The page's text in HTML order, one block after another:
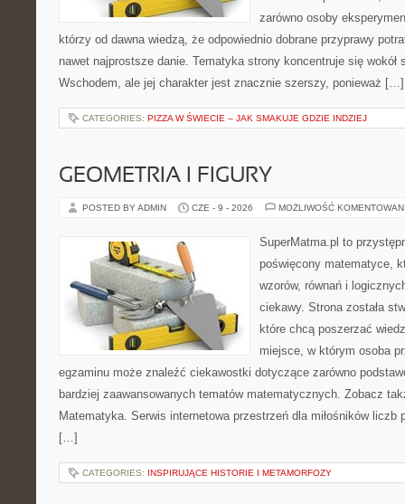
zarówno osoby
którzy od dawna wiedzą, że odpowiednio dobrane przyprawy
nawet najprostsze danie. Tematyka strony koncentruje się wokół
Wschodem, ale jej charakter jest znacznie szerszy, ponieważ […]
CATEGORIES: PIZZA W ŚWIECIE – JAK SMAKUJE GDZIE INDZIEJ
GEOMETRIA I FIGURY
POSTED BY ADMIN CZE - 9 - 2026 MOŻLIWOŚĆ
SuperMatma.pl to
poświęcony matematyce,
wzorów, równań i
ciekawy. Strona została
które chcą poszerzać
miejsce, w którym osoba
egzaminu może znaleźć ciekawostki dotyczące zarówno
bardziej zaawansowanych tematów matematycznych. Zobacz
Matematyka. Serwis internetowa przestrzeń dla miłośników liczb
[…]
CATEGORIES: INSPIRUJĄCE HISTORIE I METAMORFOZY